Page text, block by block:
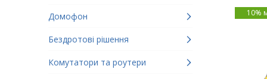
Домофон
Бездротові рішення
Комутатори та роутери
10%